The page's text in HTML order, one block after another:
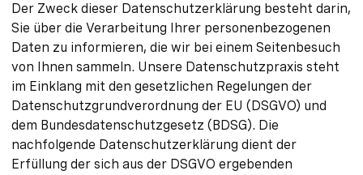
Der Zweck dieser Datenschutzerklärung besteht darin,
Sie über die Verarbeitung Ihrer personenbezogenen
Daten zu informieren, die wir bei einem Seitenbesuch
von Ihnen sammeln. Unsere Datenschutzpraxis steht
im Einklang mit den gesetzlichen Regelungen der
Datenschutzgrundverordnung der EU (DSGVO) und
dem Bundesdatenschutzgesetz (BDSG). Die
nachfolgende Datenschutzerklärung dient der
Erfüllung der sich aus der DSGVO ergebenden